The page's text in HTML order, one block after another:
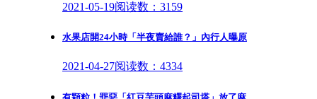
2021-05-19阅读数：3159
水果店開24小時「半夜賣給誰？」內行人曝原
2021-04-27阅读数：4334